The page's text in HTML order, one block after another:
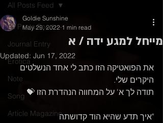
All Posts Feed
Journal Entry
Erotica
Note
Song
Article Magazine
All Posts Feed
מייחל למגע ידה / א
Goldie Sunshine
May 29, 2022 1 min read
Updated: Jun 17, 2022
את הפואטיקה הזו כתב לי אחד הנשלטים
היקרים שלי.
תודה לך א' על המחווה הנהדרת הזו 💝
"איך תדע שהיא הוד קדושתה